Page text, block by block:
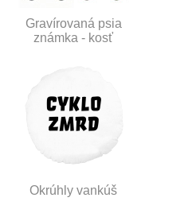
Gravírovaná psia
známka - kosť
Okrúhly vankúš